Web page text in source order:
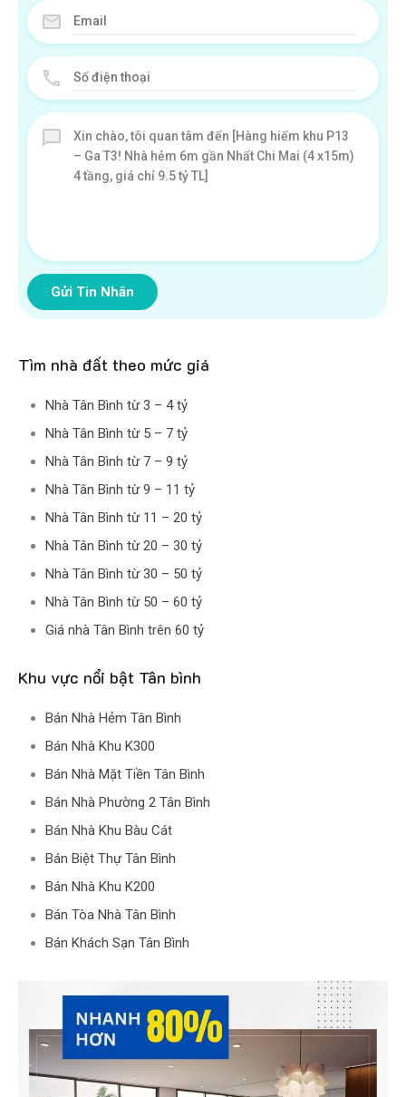
Gửi Tin Nhắn
Tìm nhà đất theo mức giá
Nhà Tân Bình từ 3 – 4 tỷ
Nhà Tân Bình từ 5 – 7 tỷ
Nhà Tân Bình từ 7 – 9 tỷ
Nhà Tân Bình từ 9 – 11 tỷ
Nhà Tân Bình từ 11 – 20 tỷ
Nhà Tân Bình từ 20 – 30 tỷ
Nhà Tân Bình từ 30 – 50 tỷ
Nhà Tân Bình từ 50 – 60 tỷ
Giá nhà Tân Bình trên 60 tỷ
Khu vực nổi bật Tân bình
Bán Nhà Hẻm Tân Bình
Bán Nhà Khu K300
Bán Nhà Mặt Tiền Tân Bình
Bán Nhà Phường 2 Tân Bình
Bán Nhà Khu Bàu Cát
Bán Biệt Thự Tân Bình
Bán Nhà Khu K200
Bán Tòa Nhà Tân Bình
Bán Khách Sạn Tân Bình